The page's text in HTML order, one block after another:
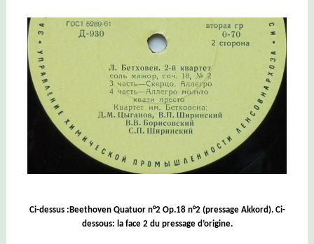
Ci-dessus :Beethoven Quatuor n°2 Op.18 n°2 (pressage Akkord). Ci-
dessous: la face 2 du pressage d’origine.